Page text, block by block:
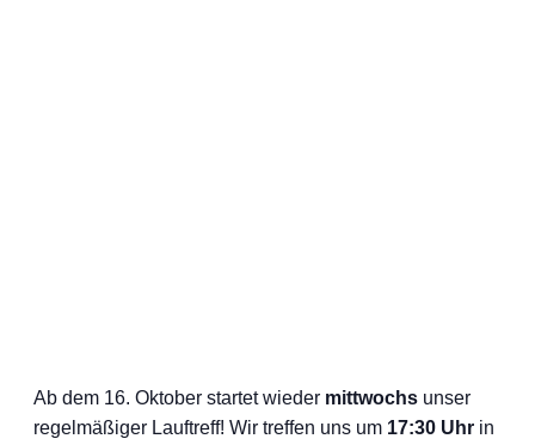
Ab dem 16. Oktober startet wieder mittwochs unser
regelmäßiger Lauftreff! Wir treffen uns um 17:30 Uhr in